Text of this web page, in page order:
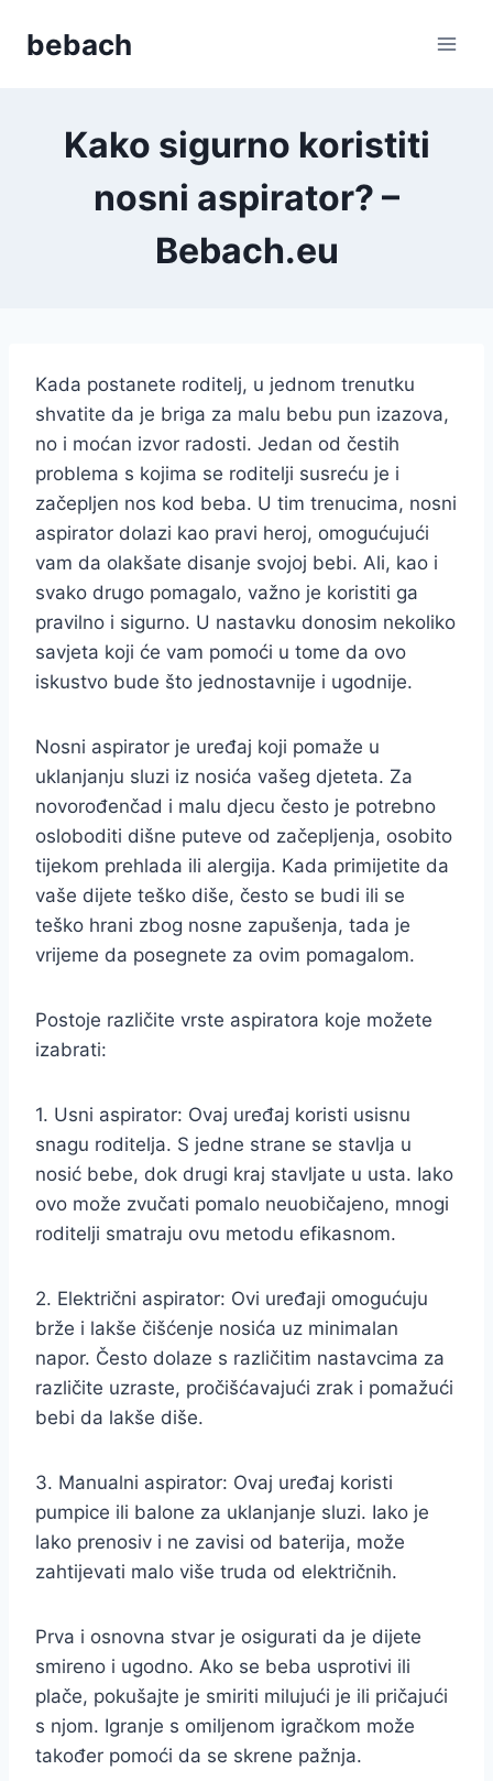
bebach
Kako sigurno koristiti
nosni aspirator? –
Bebach.eu
Kada postanete roditelj, u jednom trenutku
shvatite da je briga za malu bebu pun izazova,
no i moćan izvor radosti. Jedan od čestih
problema s kojima se roditelji susreću je i
začepljen nos kod beba. U tim trenucima, nosni
aspirator dolazi kao pravi heroj, omogućujući
vam da olakšate disanje svojoj bebi. Ali, kao i
svako drugo pomagalo, važno je koristiti ga
pravilno i sigurno. U nastavku donosim nekoliko
savjeta koji će vam pomoći u tome da ovo
iskustvo bude što jednostavnije i ugodnije.
Nosni aspirator je uređaj koji pomaže u
uklanjanju sluzi iz nosića vašeg djeteta. Za
novorođenčad i malu djecu često je potrebno
osloboditi dišne puteve od začepljenja, osobito
tijekom prehlada ili alergija. Kada primijetite da
vaše dijete teško diše, često se budi ili se
teško hrani zbog nosne zapušenja, tada je
vrijeme da posegnete za ovim pomagalom.
Postoje različite vrste aspiratora koje možete
izabrati:
1. Usni aspirator: Ovaj uređaj koristi usisnu
snagu roditelja. S jedne strane se stavlja u
nosić bebe, dok drugi kraj stavljate u usta. Iako
ovo može zvučati pomalo neuobičajeno, mnogi
roditelji smatraju ovu metodu efikasnom.
2. Električni aspirator: Ovi uređaji omogućuju
brže i lakše čišćenje nosića uz minimalan
napor. Često dolaze s različitim nastavcima za
različite uzraste, pročišćavajući zrak i pomažući
bebi da lakše diše.
3. Manualni aspirator: Ovaj uređaj koristi
pumpice ili balone za uklanjanje sluzi. Iako je
lako prenosiv i ne zavisi od baterija, može
zahtijevati malo više truda od električnih.
Prva i osnovna stvar je osigurati da je dijete
smireno i ugodno. Ako se beba usprotivi ili
plače, pokušajte je smiriti milujući je ili pričajući
s njom. Igranje s omiljenom igračkom može
također pomoći da se skrene pažnja.